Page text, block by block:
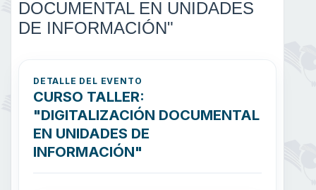
DOCUMENTAL EN UNIDADES
DE INFORMACIÓN"
DETALLE DEL EVENTO
CURSO TALLER:
"DIGITALIZACIÓN DOCUMENTAL
EN UNIDADES DE
INFORMACIÓN"